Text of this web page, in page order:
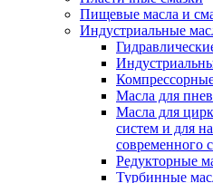
Пищевые масла и
Индустриальные
Масла для
Масла для
систем и для
современного
Редукторные
Турбинные